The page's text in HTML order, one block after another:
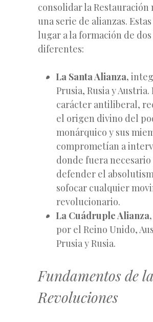
consolidar la Restauración
una serie de alianzas.
lugar a la formación de
diferentes:
La Santa Alianza,
Prusia, Rusia y Austria.
carácter antiliberal,
el origen divino del
monárquico y sus
comprometían a
donde fuera necesario
defender el
sofocar cualquier
revolucionario.
La Cuádruple Alianza,
por el Reino Unido,
Prusia y Rusia.
Fundamentos de
Revoluciones